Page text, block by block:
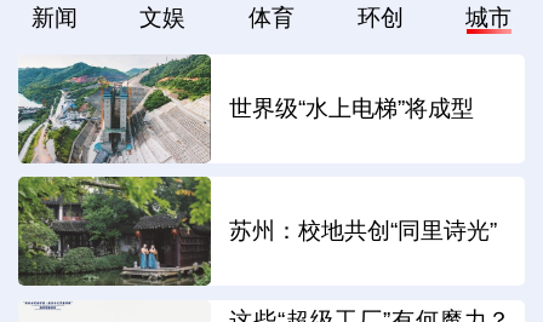
新闻 文娱 体育 环创 城市
世界级“水上电梯”将成型
苏州：校地共创“同里诗光”